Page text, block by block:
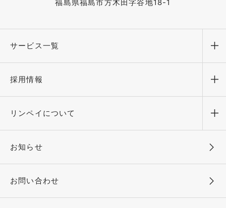
福島県福島市方木田字谷地18-1
サービス一覧 メ
採用情報 メ
リンペイについて メ
お知らせ
お問い合わせ